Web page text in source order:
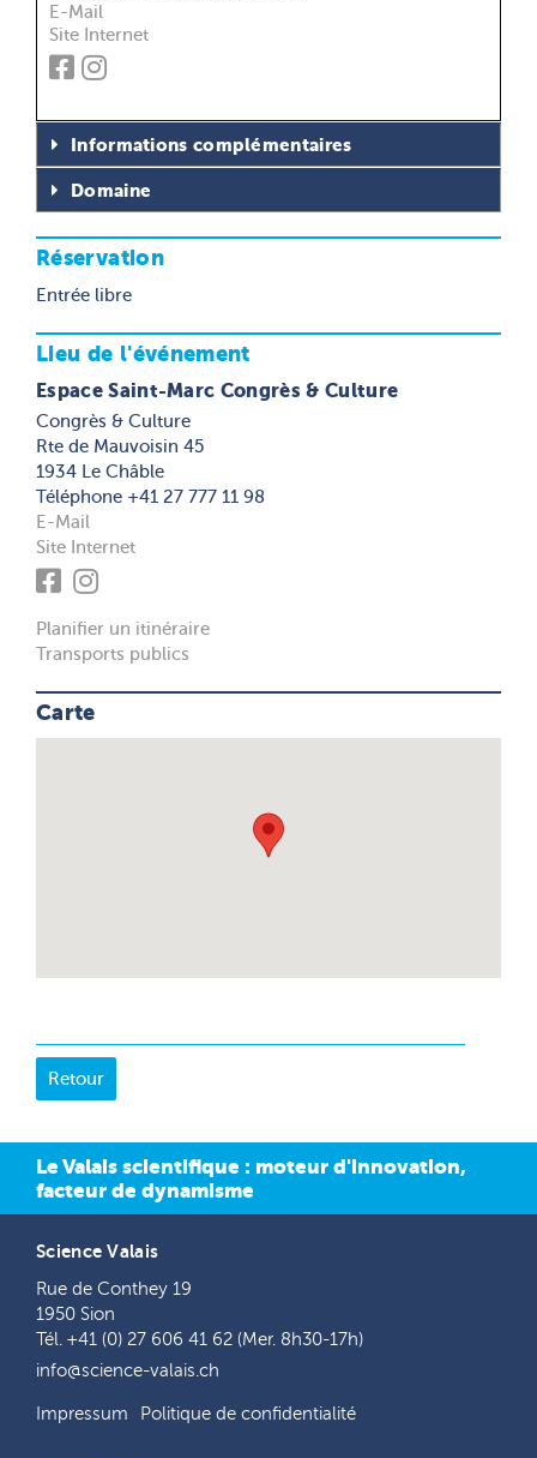
E-Mail
Site Internet
Informations complémentaires
Domaine
Réservation
Entrée libre
Lieu de l'événement
Espace Saint-Marc Congrès & Culture
Congrès & Culture
Rte de Mauvoisin 45
1934 Le Châble
Téléphone +41 27 777 11 98
E-Mail
Site Internet
Planifier un itinéraire
Transports publics
Carte
Le Valais scientifique : moteur d'innovation,
facteur de dynamisme
Science Valais
Rue de Conthey 19
1950 Sion
Tél. +41 (0) 27 606 41 62 (Mer. 8h30-17h)
info@science-valais.ch
Impressum Politique de confidentialité